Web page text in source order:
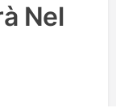
Nel